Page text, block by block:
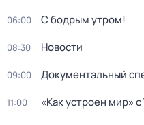
06:00 С бодрым утром!
08:30 Новости
09:00 Докyментальный
11:00 «Как устроен мир»